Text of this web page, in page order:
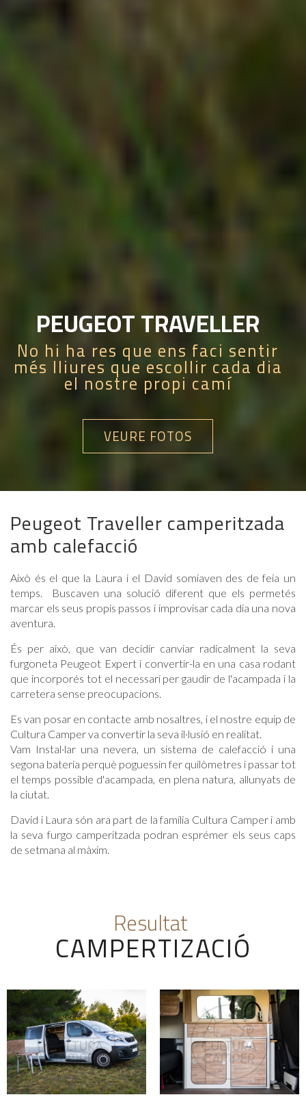
PEUGEOT TRAVELLER
No hi ha res que ens faci sentir
més lliures que escollir cada dia
el nostre propi camí
VEURE FOTOS
Peugeot Traveller camperitzada
amb calefacció
Això és el que la Laura i el David somiaven des de feia un
temps. Buscaven una solució diferent que els permetés
marcar els seus propis passos i improvisar cada dia una nova
aventura.
És per això, que van decidir canviar radicalment la seva
furgoneta Peugeot Expert i convertir-la en una casa rodant
que incorporés tot el necessari per gaudir de l'acampada i la
carretera sense preocupacions.
Es van posar en contacte amb nosaltres, i el nostre equip de
Cultura Camper va convertir la seva il·lusió en realitat.
Vam Instal·lar una nevera, un sistema de calefacció i una
segona bateria perquè poguessin fer quilòmetres i passar tot
el temps possible d'acampada, en plena natura, allunyats de
la ciutat.
David i Laura són ara part de la família Cultura Camper i amb
la seva furgo camperitzada podran esprémer els seus caps
de setmana al màxim.
Resultat
CAMPERTIZACIÓ